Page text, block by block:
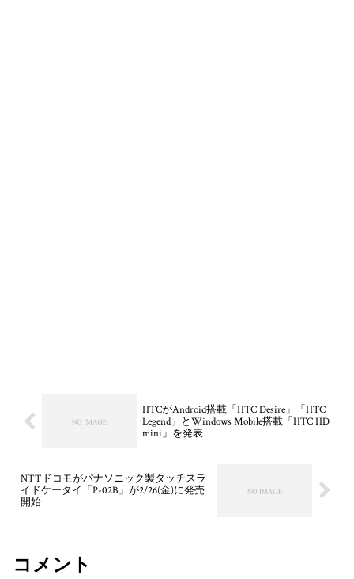
HTCがAndroid搭載「HTC Desire」「HTC
Legend」とWindows Mobile搭載「HTC HD
mini」を発表
NTTドコモがパナソニック製タッチスラ
イドケータイ「P-02B」が2/26(金)に発売
開始
コメント